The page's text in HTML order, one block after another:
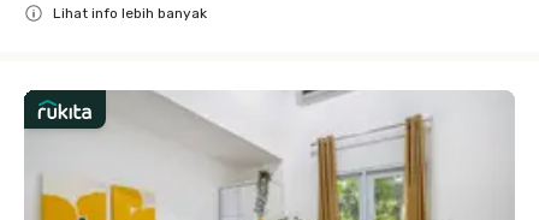
Lihat info lebih banyak